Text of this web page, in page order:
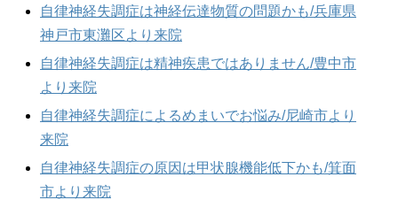
自律神経失調症は神経伝達物質の問題かも/兵庫県
神戸市東灘区より来院
自律神経失調症は精神疾患ではありません/豊中市
より来院
自律神経失調症によるめまいでお悩み/尼崎市より
来院
自律神経失調症の原因は甲状腺機能低下かも/箕面
市より来院